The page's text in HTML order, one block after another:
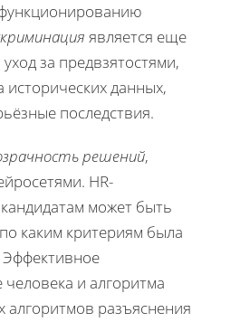
является еще
за предвзятостями,
данных,
последствия.
решений,
HR-
может быть
каким критериям была
Эффективное
и алгоритма
алгоритмов разъяснения